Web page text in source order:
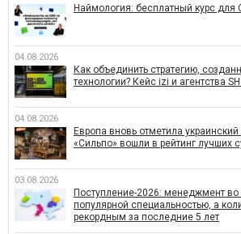
Наймология: бесплатный курс для
04.08.2026
Как объединить стратегию,
технологии? Кейс izi и агентства
04.08.2026
Европа вновь отметила украинский
«Сильпо» вошли в рейтинг лучших
03.08.2026
Поступление-2026: менеджмент во
популярной специальностью, а
рекордным за последние 5 лет